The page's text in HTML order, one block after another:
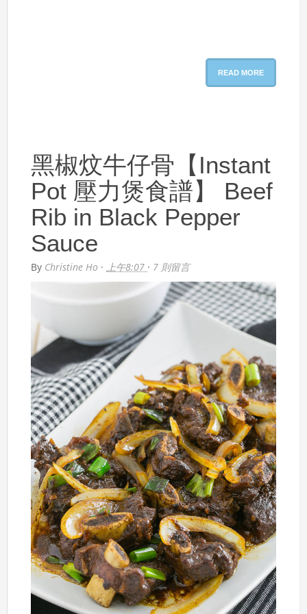
READ MORE
黑椒炆牛仔骨【Instant
Pot 壓力煲食譜】 Beef
Rib in Black Pepper
Sauce
By Christine Ho · 上午8:07 · 7 則留言